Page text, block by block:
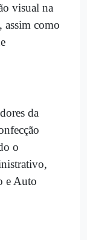
visual na
assim como
da
o
e Auto